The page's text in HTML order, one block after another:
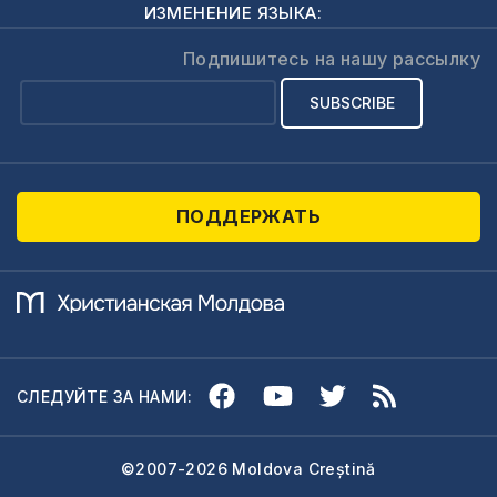
глубоким
темы в Библии. На
ИЗМЕНЕНИЕ ЯЗЫКА:
Подпишитесь на нашу рассылку
ПОДДЕРЖАТЬ
СЛЕДУЙТЕ ЗА НАМИ:
©2007-2026 Moldova Creștină